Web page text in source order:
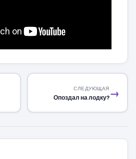
→
СЛЕДУЮЩАЯ
Опоздал на лодку?